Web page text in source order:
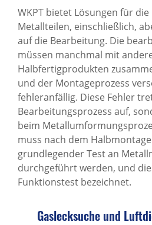
WKPT bietet Lösungen für
Metallteilen, einschließlich,
auf die Bearbeitung. Die
müssen manchmal mit
Halbfertigprodukten
und der Montageprozess
fehleranfällig. Diese Fehler
Bearbeitungsprozess auf,
beim
muss nach dem
grundlegender Test an
durchgeführt werden, und
Funktionstest bezeichnet.
Gaslecksuche und
Materialien
Montage/Schweißen
Haftungs-/
Verpackung und Versand
BEARBEITUNGSLEISTUNGEN
FÄHIGKEITEN
ÜBER UNS
SUPPORT
KONTAKT